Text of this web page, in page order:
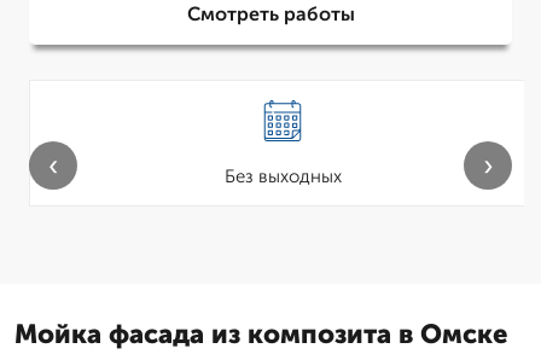
Смотреть работы
Без выходных
‹ ›
Мойка фасада из композита в Омске